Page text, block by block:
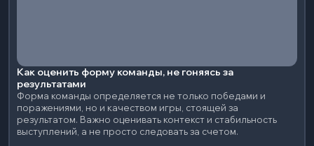
Как оценить форму команды, не гоняясь за
результатами
Форма команды определяется не только победами и
поражениями, но и качеством игры, стоящей за
результатом. Важно оценивать контекст и стабильность
выступлений, а не просто следовать за счетом.